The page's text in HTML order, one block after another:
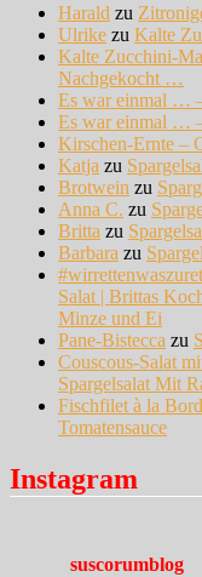
Harald zu
Ulrike zu Kalte
Kalte Zucchini-
Nachgekocht …
Es war einmal …
Es war einmal …
Kirschen-Ernte –
Katja zu
Brotwein zu
Anna C. zu
Britta zu
Barbara zu
Salat | Brittas
Minze und Ei
Pane-Bistecca zu
Couscous-Salat
Spargelsalat Mit
Fischfilet à la
Tomatensauce
Instagram
suscorumblog